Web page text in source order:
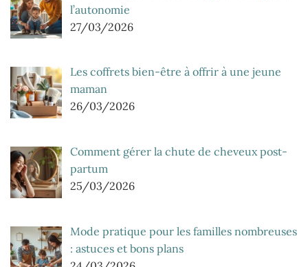
l’autonomie
27/03/2026
Les coffrets bien-être à offrir à une jeune
maman
26/03/2026
Comment gérer la chute de cheveux post-
partum
25/03/2026
Mode pratique pour les familles nombreuses
: astuces et bons plans